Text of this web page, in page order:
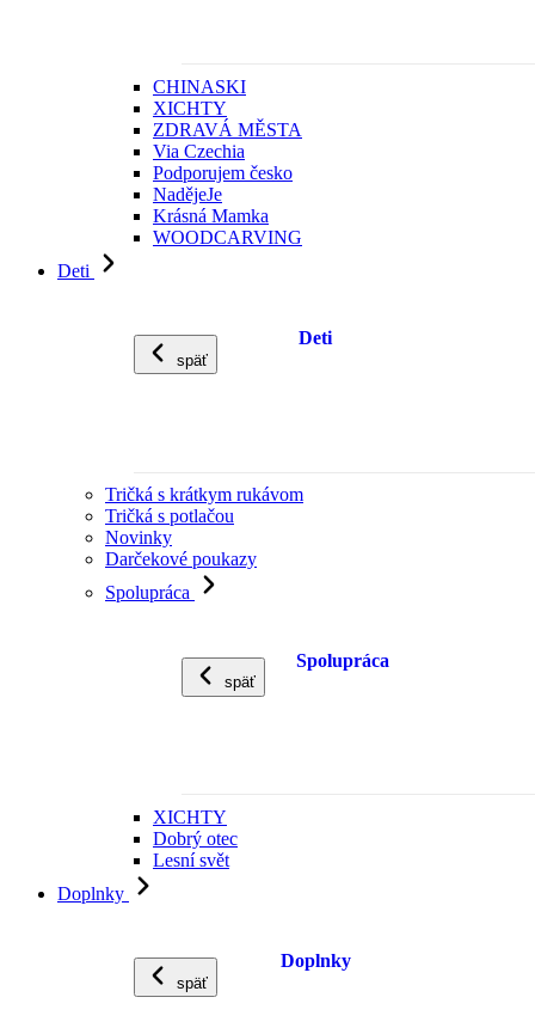
CHINASKI
XICHTY
ZDRAVÁ MĚSTA
Via Czechia
Podporujem česko
NadějeJe
Krásná Mamka
WOODCARVING
Deti
späť
Deti
Tričká s krátkym rukávom
Tričká s potlačou
Novinky
Darčekové poukazy
Spolupráca
späť
Spolupráca
XICHTY
Dobrý otec
Lesní svět
Doplnky
späť
Doplnky